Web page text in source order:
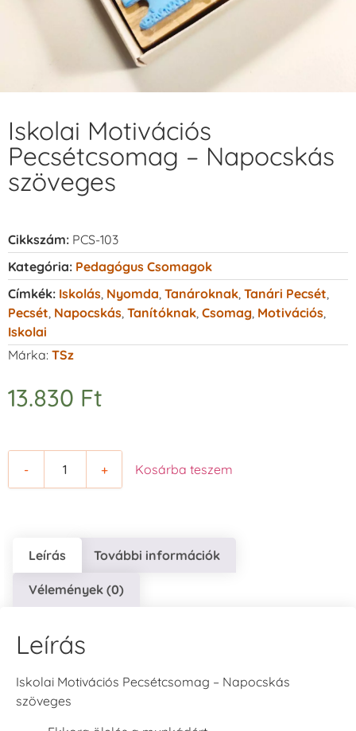
Iskolai Motivációs
Pecsétcsomag – Napocskás
szöveges
Cikkszám: PCS-103
Kategória: Pedagógus Csomagok
Címkék: Iskolás Nyomda Tanároknak Tanári Pecsét
Pecsét Napocskás Tanítóknak Csomag Motivációs
Iskolai
Márka: TSz
13.830 Ft
- + Kosárba teszem
Leírás További információk
Vélemények (0)
Leírás
Iskolai Motivációs Pecsétcsomag – Napocskás
szöveges